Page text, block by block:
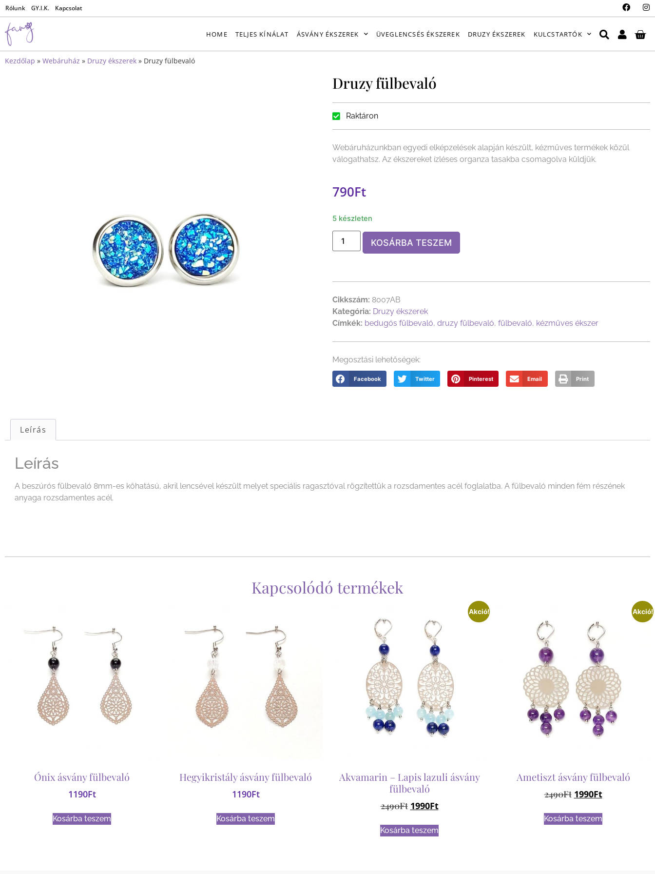
Rólunk GY.I.K. Kapcsolat
HOME TELJES KÍNÁLAT ÁSVÁNY ÉKSZEREK ÜVEGLENCSÉS ÉKSZEREK DRUZY ÉKSZEREK KULCSTARTÓK
Kezdőlap » Webáruház » Druzy ékszerek » Druzy fülbevaló
Druzy fülbevaló
Raktáron
Webáruházunkban egyedi elképzelések alapján készült, kézműves termékek közül
válogathatsz. Az ékszereket ízléses organza tasakba csomagolva küldjük.
790Ft
5 készleten
KOSÁRBA TESZEM
Cikkszám: 8007AB
Kategória: Druzy ékszerek
Címkék: bedugós fülbevaló, druzy fülbevaló, fülbevaló, kézműves ékszer
Megosztási lehetőségek:
Facebook Twitter Pinterest Email Print
Leírás
Leírás
A beszúrós fülbevaló 8mm-es kőhatású, akril lencsével készült melyet speciális ragasztóval rögzítettük a rozsdamentes acél foglalatba. A fülbevaló minden fém részének
anyaga rozsdamentes acél.
Kapcsolódó termékek
Ónix ásvány fülbevaló
1190Ft
Kosárba teszem
Hegyikristály ásvány fülbevaló
1190Ft
Kosárba teszem
Akció!
Akvamarin – Lapis lazuli ásvány
fülbevaló
2490Ft 1990Ft
Kosárba teszem
Akció!
Ametiszt ásvány fülbevaló
2490Ft 1990Ft
Kosárba teszem